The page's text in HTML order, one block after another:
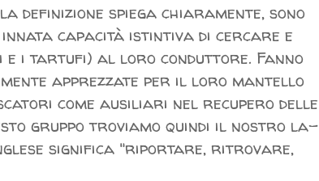
definizione spiega chiaramente, sono
capacità istintiva di cercare e
e i tartufi) al loro conduttore. Fanno
apprezzate per il loro mantello
come ausiliari nel recupero delle
gruppo troviamo quindi il nostro la-
significa "riportare, ritrovare,